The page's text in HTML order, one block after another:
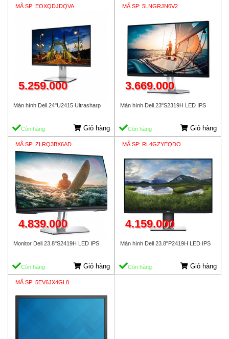
MÃ SP: EOXQDJDQVA
5.259.000
Màn hình Dell 24"U2415 Ultrasharp
Còn hàng Giỏ hàng
MÃ SP: 5LNGRJN6V2
3.669.000
Màn hình Dell 23"S2319H LED IPS
Còn hàng Giỏ hàng
MÃ SP: ZLRQ3BX6AD
4.839.000
Monitor Dell 23.8"S2419H LED IPS
Còn hàng Giỏ hàng
MÃ SP: RL4GZYEQDO
4.159.000
Màn hình Dell 23.8"P2419H LED IPS
Còn hàng Giỏ hàng
MÃ SP: 5EV6JX4GL8